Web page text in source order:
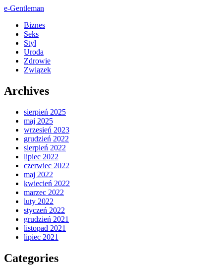
e-Gentleman
Biznes
Seks
Styl
Uroda
Zdrowie
Związek
Archives
sierpień 2025
maj 2025
wrzesień 2023
grudzień 2022
sierpień 2022
lipiec 2022
czerwiec 2022
maj 2022
kwiecień 2022
marzec 2022
luty 2022
styczeń 2022
grudzień 2021
listopad 2021
lipiec 2021
Categories